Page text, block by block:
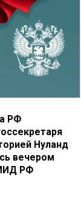
РФ
Нуланд
вечером
РФ